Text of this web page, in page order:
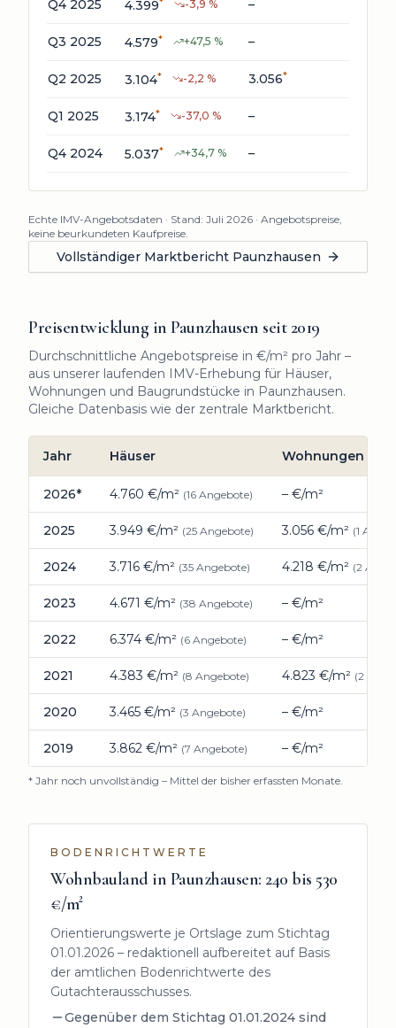
Q4 2025 4.399 -3,9 % –
Q3 2025 4.579* +47,5 % –
Q2 2025 3.104* -2,2 % 3.056*
Q1 2025 3.174* -37,0 % –
Q4 2024 5.037* +34,7 % –
Echte IMV-Angebotsdaten · Stand: Juli 2026 · Angebotspreise,
keine beurkundeten Kaufpreise.
Vollständiger Marktbericht Paunzhausen
Preisentwicklung in Paunzhausen seit 2019
Durchschnittliche Angebotspreise in €/m² pro Jahr –
aus unserer laufenden IMV-Erhebung für Häuser,
Wohnungen und Baugrundstücke in Paunzhausen.
Gleiche Datenbasis wie der zentrale Marktbericht.
Preisentwicklung Immobilien :
Jahr Häuser Wohnungen
2026* 4.760 €/m² (16 Angebote) – €/m²
2025 3.949 €/m² (25 Angebote) 3.056 €/m² (1
2024 3.716 €/m² (35 Angebote) 4.218 €/m² (2
2023 4.671 €/m² (38 Angebote) – €/m²
2022 6.374 €/m² (6 Angebote) – €/m²
2021 4.383 €/m² (8 Angebote) 4.823 €/m² (2
2020 3.465 €/m² (3 Angebote) – €/m²
2019 3.862 €/m² (7 Angebote) – €/m²
* Jahr noch unvollständig – Mittel der bisher erfassten Monate.
BODENRICHTWERTE
Wohnbauland in Paunzhausen: 240 bis 530
€/m²
Orientierungswerte je Ortslage zum Stichtag
01.01.2026 – redaktionell aufbereitet auf Basis
der amtlichen Bodenrichtwerte des
Gutachterausschusses.
Gegenüber dem Stichtag 01.01.2024 sind